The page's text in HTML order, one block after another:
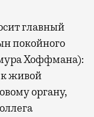
главный
покойного
Хоффмана):
к живой
органу,